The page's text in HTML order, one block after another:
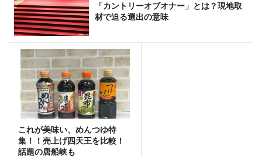
「カントリーオブオナー」とは？現地取
材で迫る選出の意味
これが美味い、めんつゆ特
集！！売上げ四天王を比較！
話題の唐船峡も